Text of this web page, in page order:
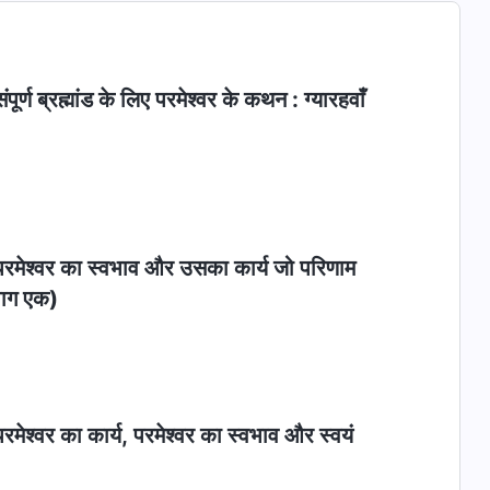
ब्रह्मांड के लिए परमेश्वर के कथन : ग्यारहवाँ
का स्वभाव और उसका कार्य जो परिणाम
एक)
का कार्य, परमेश्वर का स्वभाव और स्वयं